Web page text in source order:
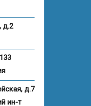
д.2
д.7
ин-т